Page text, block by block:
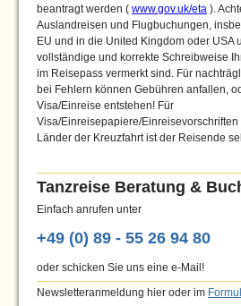
beantragt werden ( www.gov.uk/eta ).
Auslandreisen und Flugbuchungen,
EU und in die United Kingdom oder USA
vollständige und korrekte Schreibweise
im Reisepass vermerkt sind. Für
bei Fehlern können Gebühren anfallen,
Visa/Einreise entstehen! Für
Visa/Einreisepapiere/
Länder der Kreuzfahrt ist der Reisende
Tanzreise Beratung &
Einfach anrufen unter
+49 (0) 89 - 55 26 94 80
oder schicken Sie uns eine e-Mail!
Newsletteranmeldung hier oder im